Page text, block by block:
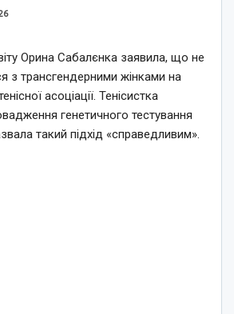
Орина Сабалєнка заявила, що не
з трансгендерними жінками на
асоціації. Тенісистка
генетичного тестування
такий підхід «справедливим».